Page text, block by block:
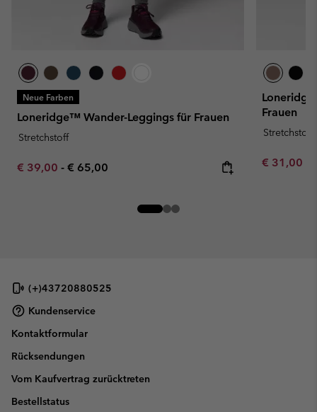
Neue Farben
Loneridge™ Wander-Leggings für Frauen
Stretchstoff
Minimum sale price:
€ 39,00 - Maximum price:
€ 65,00
Frauen
Stretchstoff
Minimum
€ 31,00
(+)43720880525
Kundenservice
Kontaktformular
Rücksendungen
Vom Kaufvertrag zurücktreten
Bestellstatus